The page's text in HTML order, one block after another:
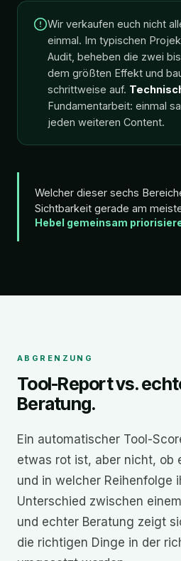
Wir verkaufen euch nicht
einmal. Im typischen
Audit, beheben die zwei
dem größten Effekt und
schrittweise auf.
Fundamentarbeit: einmal
jeden weiteren Content.
Welcher dieser sechs
Sichtbarkeit gerade am
Hebel gemeinsam
ABGRENZUNG
Tool-Report vs.
Beratung.
Ein automatischer Tool-
etwas rot ist, aber nicht, ob
und in welcher Reihenfolge
Unterschied zwischen
und echter Beratung zeigt
die richtigen Dinge in der